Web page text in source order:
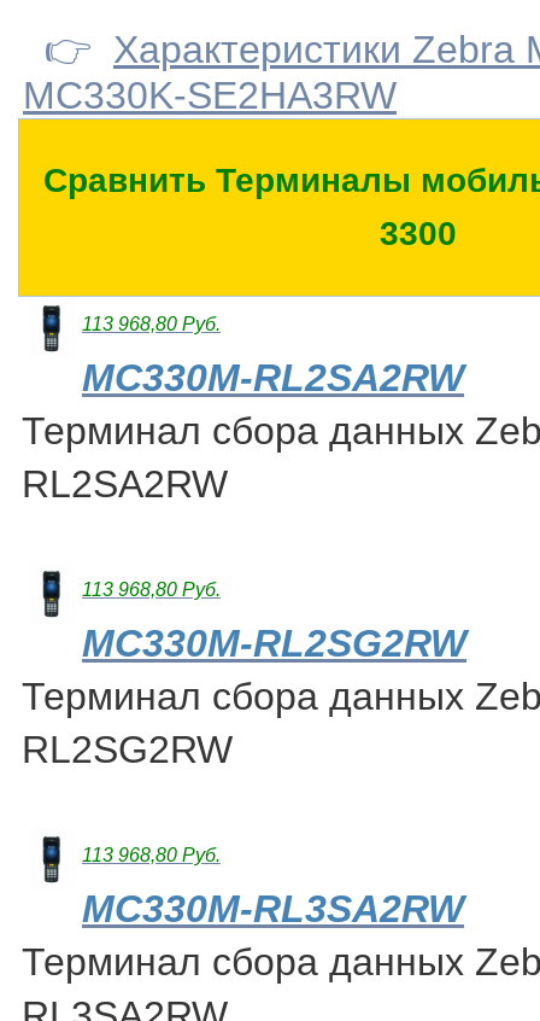
👉 Характеристики Zebra
MC330K-SE2HA3RW
Сравнить Терминалы
3300
113 968,80 Руб.
MC330M-RL2SA2RW
Терминал сбора данных
RL2SA2RW
113 968,80 Руб.
MC330M-RL2SG2RW
Терминал сбора данных
RL2SG2RW
113 968,80 Руб.
MC330M-RL3SA2RW
Терминал сбора данных